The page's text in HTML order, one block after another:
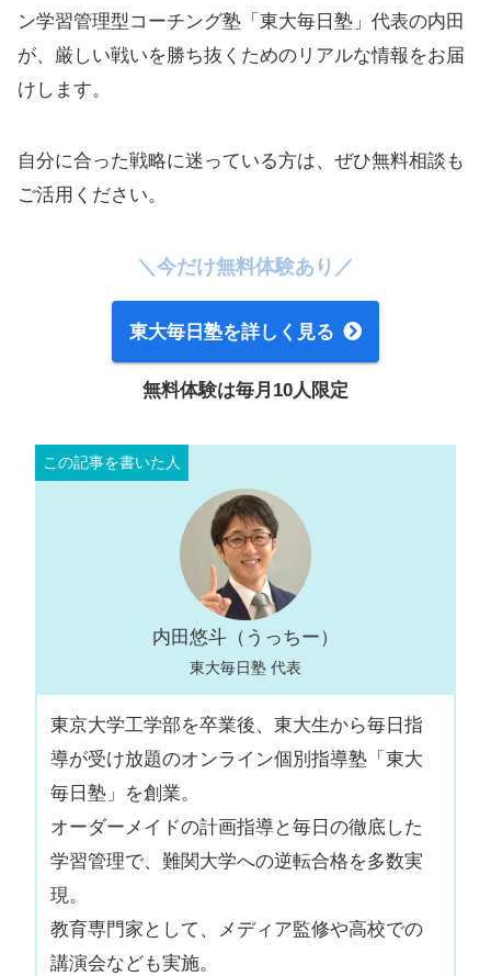
ン学習管理型コーチング塾「東大毎日塾」代表の内田
が、厳しい戦いを勝ち抜くためのリアルな情報をお届
けします。
自分に合った戦略に迷っている方は、ぜひ無料相談も
ご活用ください。
＼今だけ無料体験あり／
東大毎日塾を詳しく見る
無料体験は毎月10人限定
内田悠斗（うっちー）
東大毎日塾 代表
東京大学工学部を卒業後、東大生から毎日指
導が受け放題のオンライン個別指導塾「東大
毎日塾」を創業。
オーダーメイドの計画指導と毎日の徹底した
学習管理で、難関大学への逆転合格を多数実
現。
教育専門家として、メディア監修や高校での
講演会なども実施。